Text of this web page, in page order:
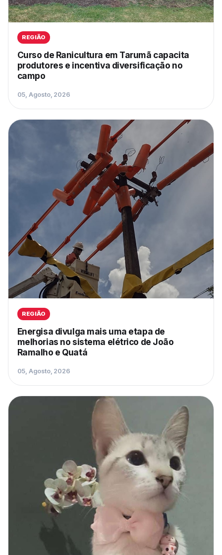
REGIÃO
Curso de Ranicultura em Tarumã capacita
produtores e incentiva diversificação no
campo
05, Agosto, 2026
REGIÃO
Energisa divulga mais uma etapa de
melhorias no sistema elétrico de João
Ramalho e Quatá
05, Agosto, 2026